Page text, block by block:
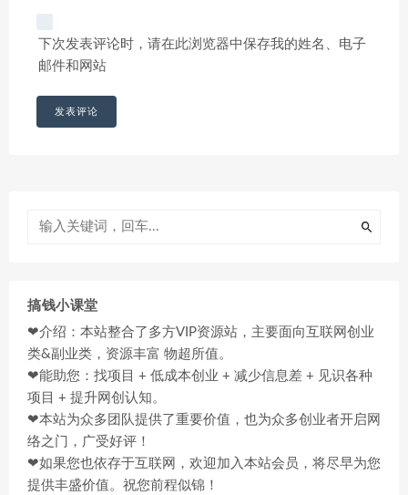
下次发表评论时，请在此浏览器中保存我的姓名、电子
邮件和网站
搞钱小课堂
❤介绍：本站整合了多方VIP资源站，主要面向互联网创业
类&副业类，资源丰富 物超所值。
❤能助您：找项目 + 低成本创业 + 减少信息差 + 见识各种
项目 + 提升网创认知。
❤本站为众多团队提供了重要价值，也为众多创业者开启网
络之门，广受好评！
❤如果您也依存于互联网，欢迎加入本站会员，将尽早为您
提供丰盛价值。祝您前程似锦！